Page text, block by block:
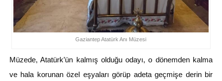
Gaziantep Atatürk Anı Müzesi
Müzede, Atatürk’ün kalmış olduğu odayı, o dönemden kalma
ve hala korunan özel eşyaları görüp adeta geçmişe derin bir